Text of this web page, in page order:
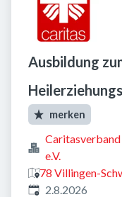
Ausbildung
merken
e.V.
78 Villingen-
Veröffentlicht
2.8.2026